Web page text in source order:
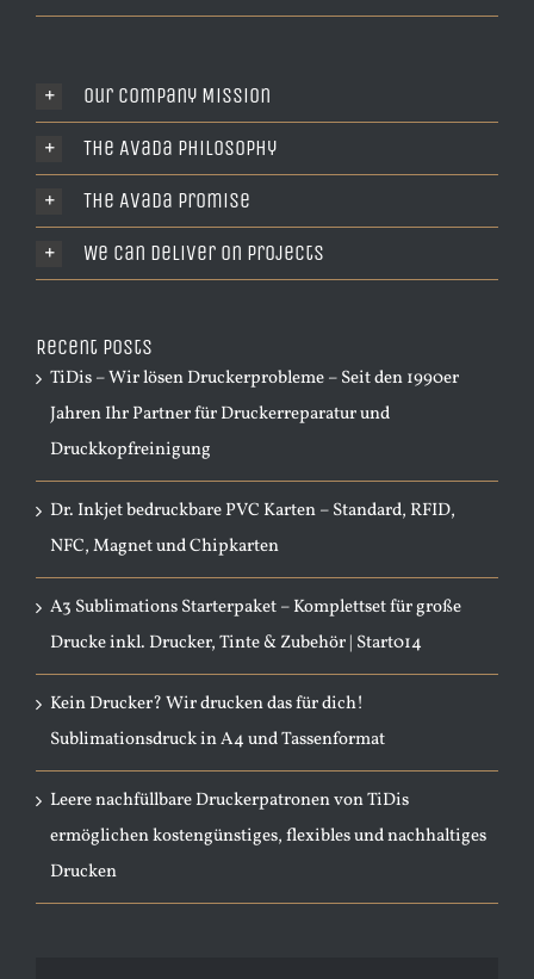
Our Company Mission
The Avada Philosophy
The Avada Promise
We Can Deliver On Projects
Recent Posts
TiDis – Wir lösen Druckerprobleme – Seit den 1990er
Jahren Ihr Partner für Druckerreparatur und
Druckkopfreinigung
Dr. Inkjet bedruckbare PVC Karten – Standard, RFID,
NFC, Magnet und Chipkarten
A3 Sublimations Starterpaket – Komplettset für große
Drucke inkl. Drucker, Tinte & Zubehör | Start014
Kein Drucker? Wir drucken das für dich!
Sublimationsdruck in A4 und Tassenformat
Leere nachfüllbare Druckerpatronen von TiDis
ermöglichen kostengünstiges, flexibles und nachhaltiges
Drucken